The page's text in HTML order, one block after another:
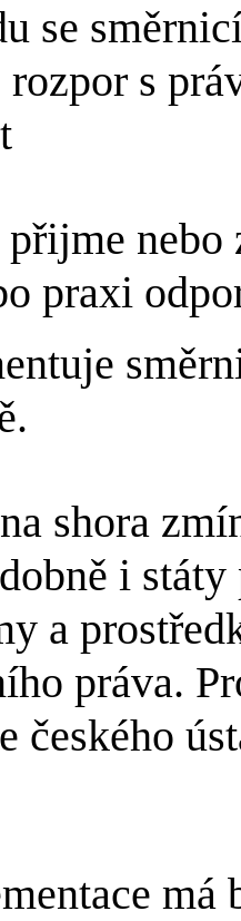
se
s
nebo
praxi
shora
i
a
práva.
českého
má